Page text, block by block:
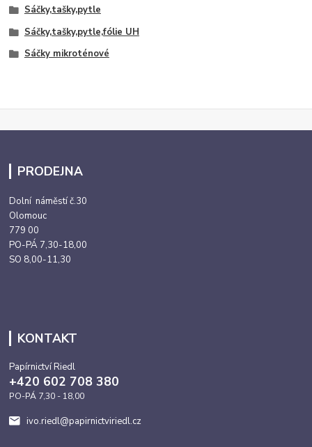
Sáčky,tašky,pytle
Sáčky,tašky,pytle,fólie UH
Sáčky mikroténové
PRODEJNA
Dolní náměstí č.30
Olomouc
779 00
PO-PÁ 7,30-18,00
SO 8,00-11,30
KONTAKT
Papírnictví Riedl
+420 602 708 380
PO-PÁ 7,30 - 18,00
ivo.riedl@papirnictviriedl.cz